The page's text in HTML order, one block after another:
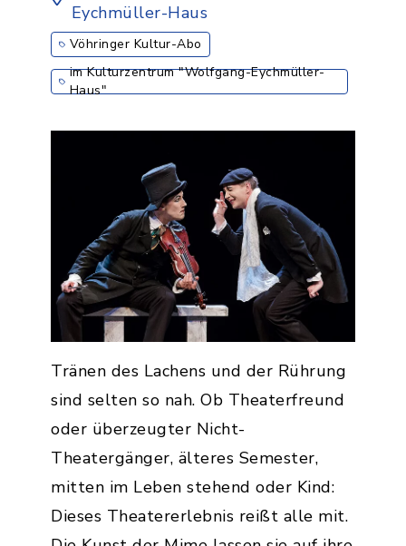
Eychmüller-Haus
Vöhringer Kultur-Abo
im Kulturzentrum "Wolfgang-Eychmüller-
Haus"
Tränen des Lachens und der Rührung
sind selten so nah. Ob Theaterfreund
oder überzeugter Nicht-
Theatergänger, älteres Semester,
mitten im Leben stehend oder Kind:
Dieses Theatererlebnis reißt alle mit.